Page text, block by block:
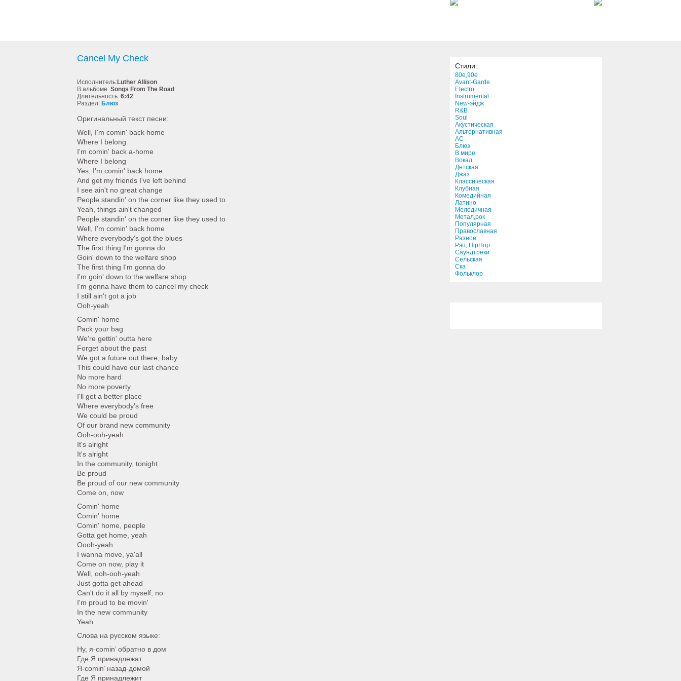
0:11
Cancel My Check
Исполнитель:Luther Allison
В альбоме: Songs From The Road
Длительность: 6:42
Раздел: Блюз
Оригинальный текст песни:
Well, I'm comin' back home
Where I belong
I'm comin' back a-home
Where I belong
Yes, I'm comin' back home
And get my friends I've left behind
I see ain't no great change
People standin' on the corner like they used to
Yeah, things ain't changed
People standin' on the corner like they used to
Well, I'm comin' back home
Where everybody's got the blues
The first thing I'm gonna do
Goin' down to the welfare shop
The first thing I'm gonna do
I'm goin' down to the welfare shop
I'm gonna have them to cancel my check
I still ain't got a job
Ooh-yeah
Comin' home
Pack your bag
We're gettin' outta here
Forget about the past
We got a future out there, baby
This could have our last chance
No more hard
No more poverty
I'll get a better place
Where everybody's free
We could be proud
Of our brand new community
Ooh-ooh-yeah
It's alright
It's alright
In the community, tonight
Be proud
Be proud of our new community
Come on, now
Comin' home
Comin' home
Comin' home, people
Gotta get home, yeah
Oooh-yeah
I wanna move, ya'all
Come on now, play it
Well, ooh-ooh-yeah
Just gotta get ahead
Can't do it all by myself, no
I'm proud to be movin'
In the new community
Yeah
Слова на русском языке:
Ну, я-comin’ обратно в дом
Где Я принадлежат
Я-comin’ назад-домой
Где Я принадлежит
Стили:
80e,90e
Avant-Garde
Electro
Instrumental
New-эйдж
R&B
Soul
Акустическая
Альтернативная
АС
Блюз
В мире
Вокал
Детская
Джаз
Классическая
Клубная
Комедийная
Латино
Мелодичная
Метал,рок
Популярная
Православная
Разное
Рэп, HipHop
Саундтреки
Сельская
Ска
Фольклор